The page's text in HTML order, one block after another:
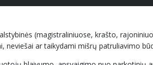
(magistraliniuose, krašto,
neviešai ar taikydami mišrų patruliavimo